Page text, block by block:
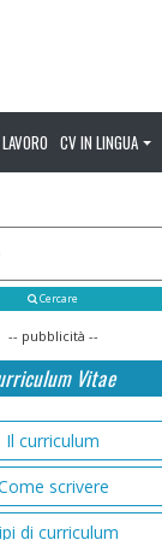
CV IN LINGUA
Cercare
-- pubblicità --
Vitae
Il curriculum
scrivere
di curriculum